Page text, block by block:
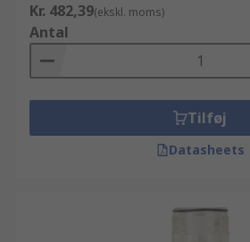
Kr. 482,39(ekskl. moms)
Antal
Tilføj
Datasheets